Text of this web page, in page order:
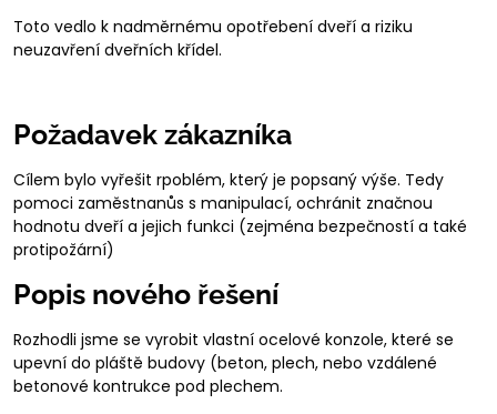
Toto vedlo k nadměrnému opotřebení dveří a riziku
neuzavření dveřních křídel.
Požadavek zákazníka
Cílem bylo vyřešit rpoblém, který je popsaný výše. Tedy
pomoci zaměstnanůs s manipulací, ochránit značnou
hodnotu dveří a jejich funkci (zejména bezpečností a také
protipožární)
Popis nového řešení
Rozhodli jsme se vyrobit vlastní ocelové konzole, které se
upevní do pláště budovy (beton, plech, nebo vzdálené
betonové kontrukce pod plechem.